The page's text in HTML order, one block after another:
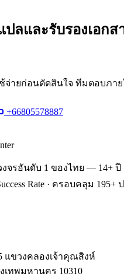
ปลและรับรองเอกส
จ่ายก่อนตัดสินใจ ทีมตอบภาย
+66805578887
รอันดับ 1 ของไทย — 14+ ปี
Rate · ครอบคลุม 195+
แขวงคลองเจ้าคุณสิงห์
เทพมหานคร 10310